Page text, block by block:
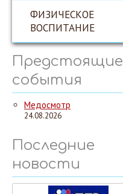
ФИЗИЧЕСКОЕ
ВОСПИТАНИЕ
Предстоящие
события
Медосмотр
24.08.2026
Последние
новости